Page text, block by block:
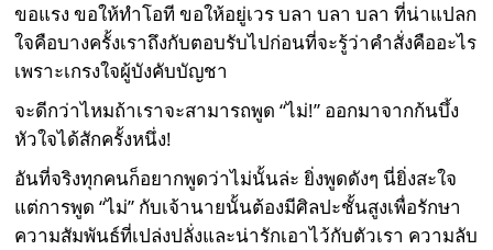
ขอแรง ขอให้ทำโอที ขอให้อยู่เวร บลา บลา บลา ที่น่าแปลก
ใจคือบางครั้งเราถึงกับตอบรับไปก่อนที่จะรู้ว่าคำสั่งคืออะไร
เพราะเกรงใจผู้บังคับบัญชา
จะดีกว่าไหมถ้าเราจะสามารถพูด “ไม่!” ออกมาจากก้นบึ้ง
หัวใจได้สักครั้งหนึ่ง!
อันที่จริงทุกคนก็อยากพูดว่าไม่นั้นล่ะ ยิ่งพูดดังๆ นี่ยิ่งสะใจ
แต่การพูด “ไม่” กับเจ้านายนั้นต้องมีศิลปะชั้นสูงเพื่อรักษา
ความสัมพันธ์ที่เปล่งปลั่งและน่ารักเอาไว้กับตัวเรา ความลับ